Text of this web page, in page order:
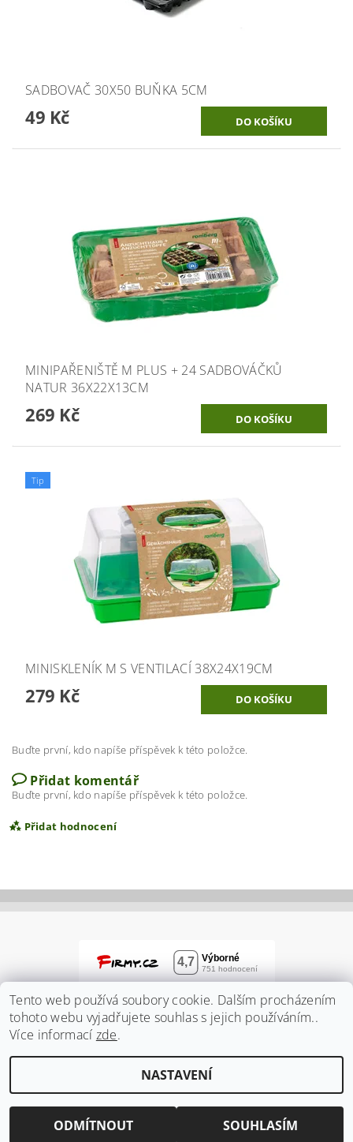
SADBOVAČ 30X50 BUŇKA 5CM
49 Kč
MINIPAŘENIŠTĚ M PLUS + 24 SADBOVÁČKŮ
NATUR 36X22X13CM
269 Kč
Tip
MINISKLENÍK M S VENTILACÍ 38X24X19CM
279 Kč
Buďte první, kdo napíše příspěvek k této položce.
Přidat komentář
Buďte první, kdo napíše příspěvek k této položce.
Přidat hodnocení
Vložením hodnocení souhlasíte spodmínkami
ochrany osobních údajů
2026 ©Zahradnidum.cz, všechna práva vyhrazena
Tento web používá soubory cookie. Dalším procházením
tohoto webu vyjadřujete souhlas s jejich používáním..
Více informací zde.
NASTAVENÍ
ODMÍTNOUT SOUHLASÍM